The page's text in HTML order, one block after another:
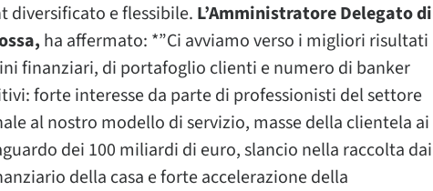
diversificato e flessibile. L’Amministratore Delegato di
ha affermato: *”Ci avviamo verso i migliori risultati
finanziari, di portafoglio clienti e numero di banker
forte interesse da parte di professionisti del settore
al nostro modello di servizio, masse della clientela ai
dei 100 miliardi di euro, slancio nella raccolta dai
della casa e forte accelerazione della